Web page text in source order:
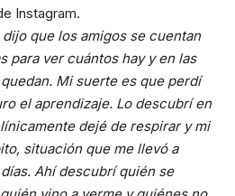
Instagram.
dijo que los amigos se cuentan
para ver cuántos hay y en las
Mi suerte es que perdí
el aprendizaje. Lo descubrí en
dejé de respirar y mi
situación que me llevó a
Ahí descubrí quién se